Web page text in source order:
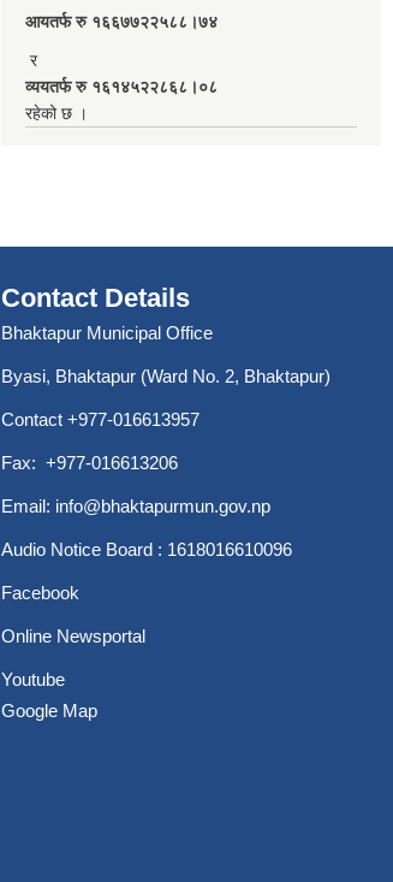
आयतर्फ रु‌ १६६७७२२५८८।७४
र
व्ययतर्फ रु १६१४५२२८६८।०८
रहेको छ ।
Contact Details
Bhaktapur Municipal Office
Byasi, Bhaktapur (Ward No. 2, Bhaktapur)
Contact +977-016613957
Fax: +977-016613206
Email: info@bhaktapurmun.gov.np
Audio Notice Board : 1618016610096
Facebook
Online Newsportal
Youtube
Google Map